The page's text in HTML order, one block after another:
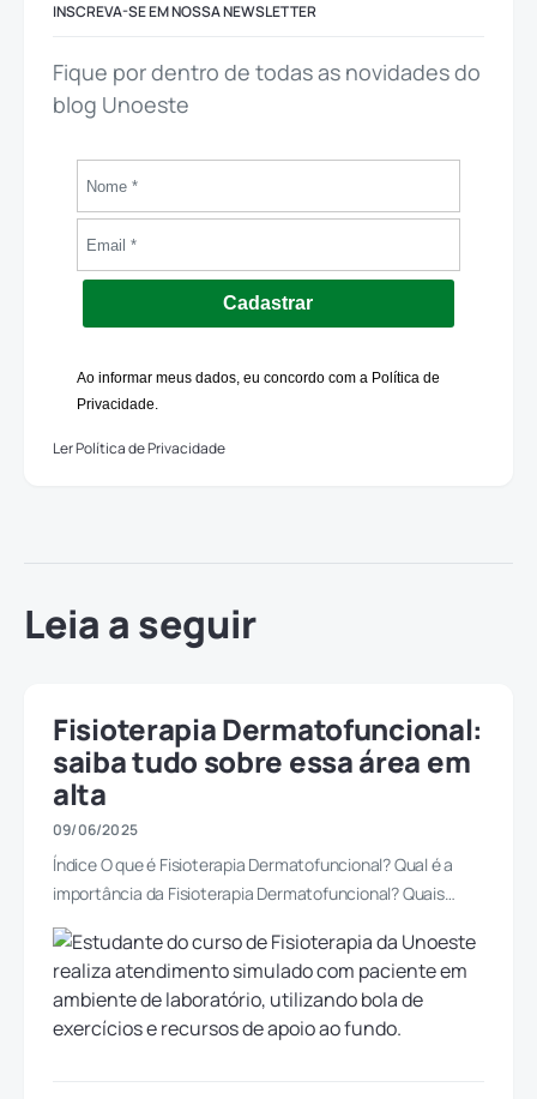
INSCREVA-SE EM NOSSA NEWSLETTER
Fique por dentro de todas as novidades do
blog Unoeste
Cadastrar
Ao informar meus dados, eu concordo com a Política de
Privacidade.
Ler Política de Privacidade
Leia a seguir
Fisioterapia Dermatofuncional:
saiba tudo sobre essa área em
alta
09/06/2025
Índice O que é Fisioterapia Dermatofuncional? Qual é a
importância da Fisioterapia Dermatofuncional? Quais…